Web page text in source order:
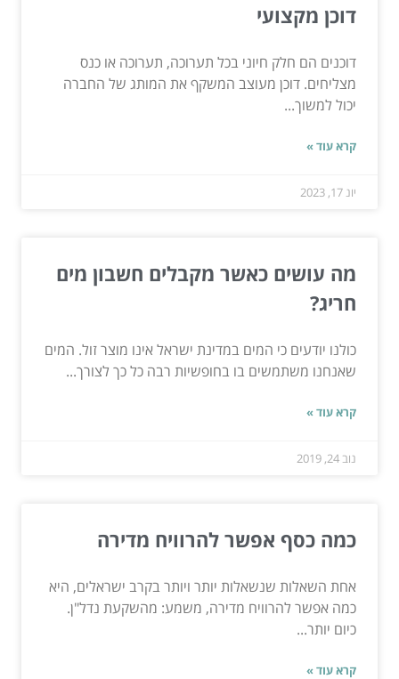
דוכן מקצועי
דוכנים הם חלק חיוני בכל תערוכה, תערוכה או כנס
מצליחים. דוכן מעוצב המשקף את המותג של החברה
יכול למשוך...
קרא עוד »
יונ 17, 2023
מה עושים כאשר מקבלים חשבון מים
חריג?
כולנו יודעים כי המים במדינת ישראל אינו מוצר זול. המים
שאנחנו משתמשים בו בחופשיות רבה כל כך לצורך...
קרא עוד »
נוב 24, 2019
כמה כסף אפשר להרוויח מדירה
אחת השאלות שנשאלות יותר ויותר בקרב ישראלים, היא
כמה אפשר להרוויח מדירה, משמע: מהשקעת נדל"ן.
כיום יותר...
קרא עוד »